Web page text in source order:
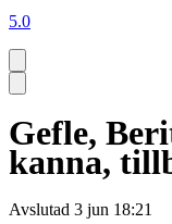
5.0
Gefle,
kanna,
Avslutad 3 jun 18:21